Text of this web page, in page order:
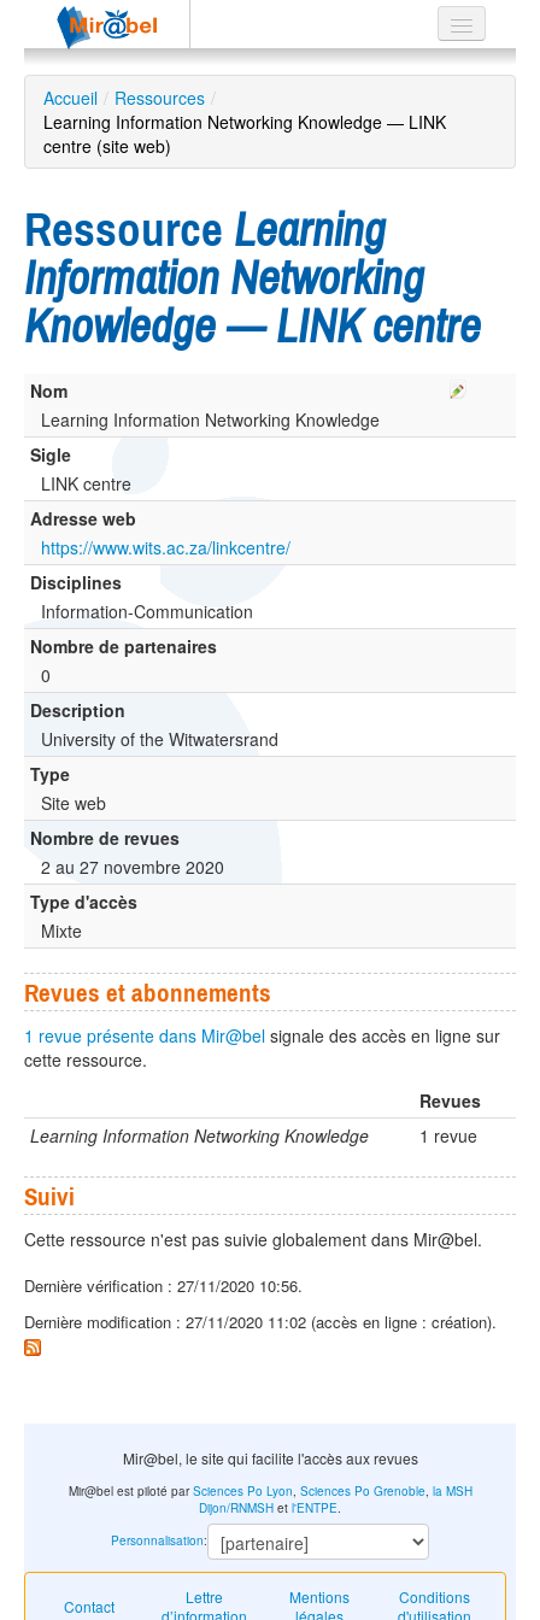
Le réseau
Soutien
Listes
Recherche
avancée
?
Accueil / Ressources /
Learning Information Networking Knowledge — LINK
centre (site web)
Ressource Learning
Information Networking
Knowledge — LINK centre
Nom
Learning Information Networking Knowledge
Sigle
LINK centre
Adresse web
https://www.wits.ac.za/linkcentre/
Disciplines
Information-Communication
Nombre de partenaires
0
Description
University of the Witwatersrand
Type
Site web
Nombre de revues
2 au 27 novembre 2020
Type d'accès
Mixte
Revues et abonnements
1 revue présente dans Mir@bel signale des accès en ligne sur
cette ressource.
Revues
Learning Information Networking Knowledge
1 revue
Suivi
Cette ressource n'est pas suivie globalement dans Mir@bel.
Dernière vérification : 27/11/2020 10:56.
Dernière modification : 27/11/2020 11:02 (accès en ligne : création).
Mir@bel, le site qui facilite l'accès aux revues
Contact
Lettre
Mentions
Conditions
Mir@bel est piloté parSciences Po Lyon, Sciences Po Grenoble, la MSH
Dijon/RNMSH et l'ENTPE.
Personnalisation: